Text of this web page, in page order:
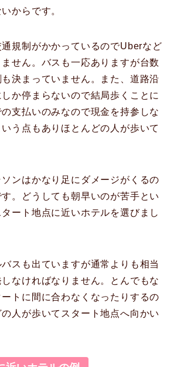
からです。
規制がかかっているのでUberなど
せん。バスも一応ありますが台数
決まっていません。また、道路沿
か停まらないので結局歩くことに
支払いのみなので現金を持参しな
う点もありほとんどの人が歩いて
ンはかなり足にダメージがくるの
。どうしても朝早いのが苦手とい
ート地点に近いホテルを選びまし
スも出ていますが通常よりも相当
なければなりません。とんでもな
トに間に合わなくなったりするの
人が歩いてスタート地点へ向かい